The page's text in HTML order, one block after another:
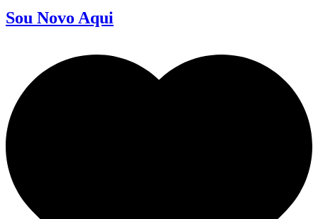
Sou Novo Aqui